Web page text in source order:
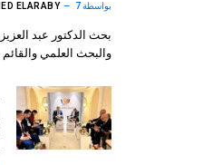
بواسطة ELARABY 7 أغسطس، 2026
بحث الدكتور عبد
والبحث العلمي